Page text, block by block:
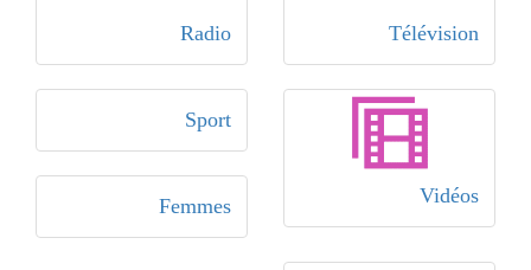
Télévision
Radio
Vidéos
Sport
Femmes